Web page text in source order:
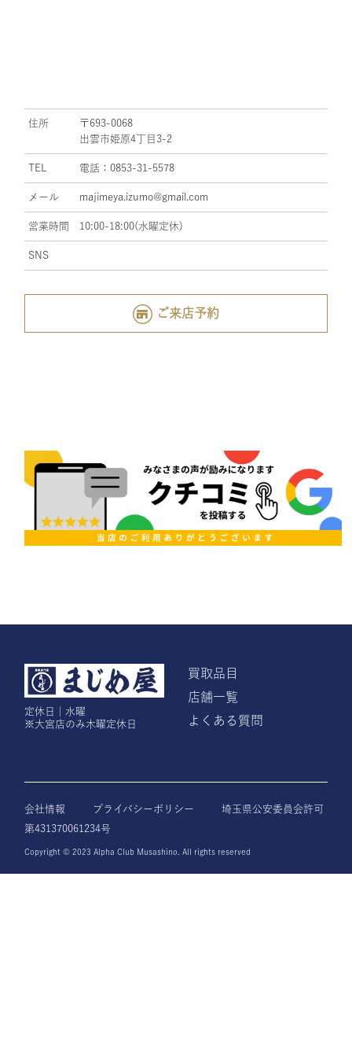
住所
〒693-0068
出雲市姫原4丁目3-2
TEL 電話：0853-31-5578
メール majimeya.izumo@gmail.com
営業時間 10:00-18:00(水曜定休)
SNS
ご来店予約
定休日｜水曜
※大宮店のみ木曜定休日
買取品目
店舗一覧
よくある質問
会社情報 プライバシーポリシー
埼玉県公安委員会許可
第431370061234号
Copyright © 2023 Alpha Club Musashino. All rights reserved